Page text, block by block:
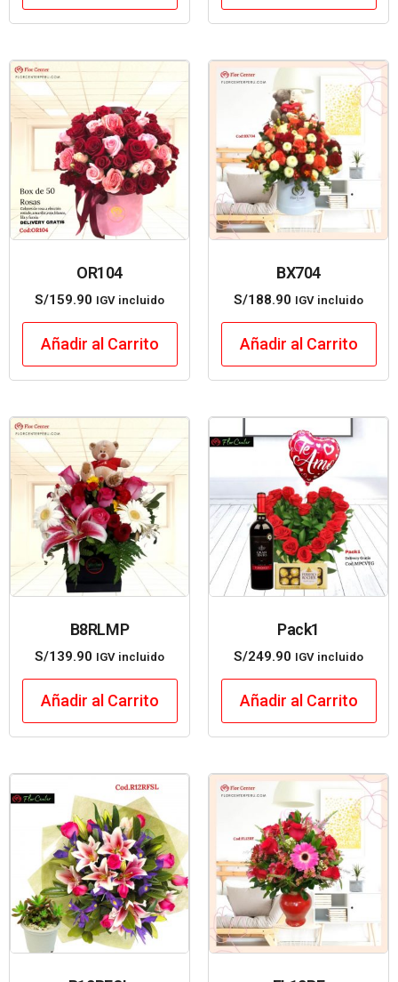
OR104
S/159.90 IGV incluido
Añadir al Carrito
BX704
S/188.90 IGV incluido
Añadir al Carrito
B8RLMP
S/139.90 IGV incluido
Añadir al Carrito
Pack1
S/249.90 IGV incluido
Añadir al Carrito